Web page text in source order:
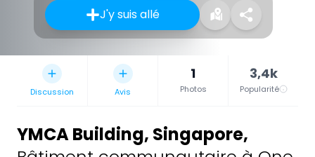
J'y suis allé
Discussion Avis
1
Photos
3,4k
Popularité
YMCA Building, Singapore,